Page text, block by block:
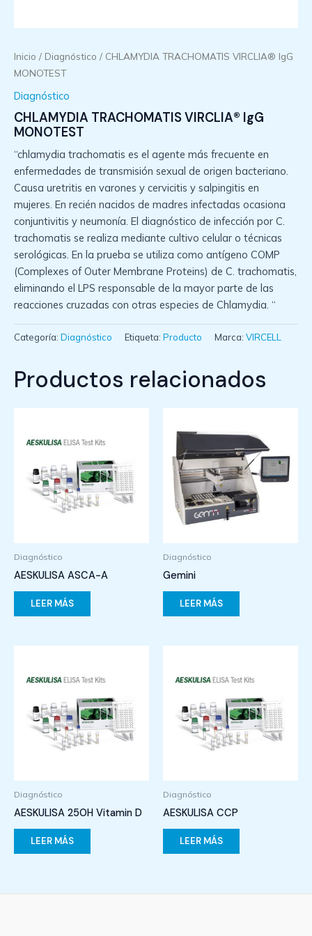
Inicio / Diagnóstico / CHLAMYDIA TRACHOMATIS VIRCLIA® IgG
MONOTEST
Diagnóstico
CHLAMYDIA TRACHOMATIS VIRCLIA® IgG
MONOTEST
“chlamydia trachomatis es el agente más frecuente en
enfermedades de transmisión sexual de origen bacteriano.
Causa uretritis en varones y cervicitis y salpingitis en
mujeres. En recién nacidos de madres infectadas ocasiona
conjuntivitis y neumonía. El diagnóstico de infección por C.
trachomatis se realiza mediante cultivo celular o técnicas
serológicas. En la prueba se utiliza como antígeno COMP
(Complexes of Outer Membrane Proteins) de C. trachomatis,
eliminando el LPS responsable de la mayor parte de las
reacciones cruzadas con otras especies de Chlamydia. “
Categoría: Diagnóstico Etiqueta: Producto Marca: VIRCELL
Productos relacionados
Diagnóstico
AESKULISA ASCA-A
LEER MÁS
Diagnóstico
Gemini
LEER MÁS
Diagnóstico
AESKULISA 25OH Vitamin D
LEER MÁS
Diagnóstico
AESKULISA CCP
LEER MÁS